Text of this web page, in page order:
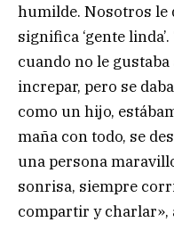
humilde. Nosotros le
significa ‘gente
cuando no le gustaba
increpar, pero se
como un hijo,
maña con todo, se
una persona
sonrisa, siempre
compartir y charlar»,